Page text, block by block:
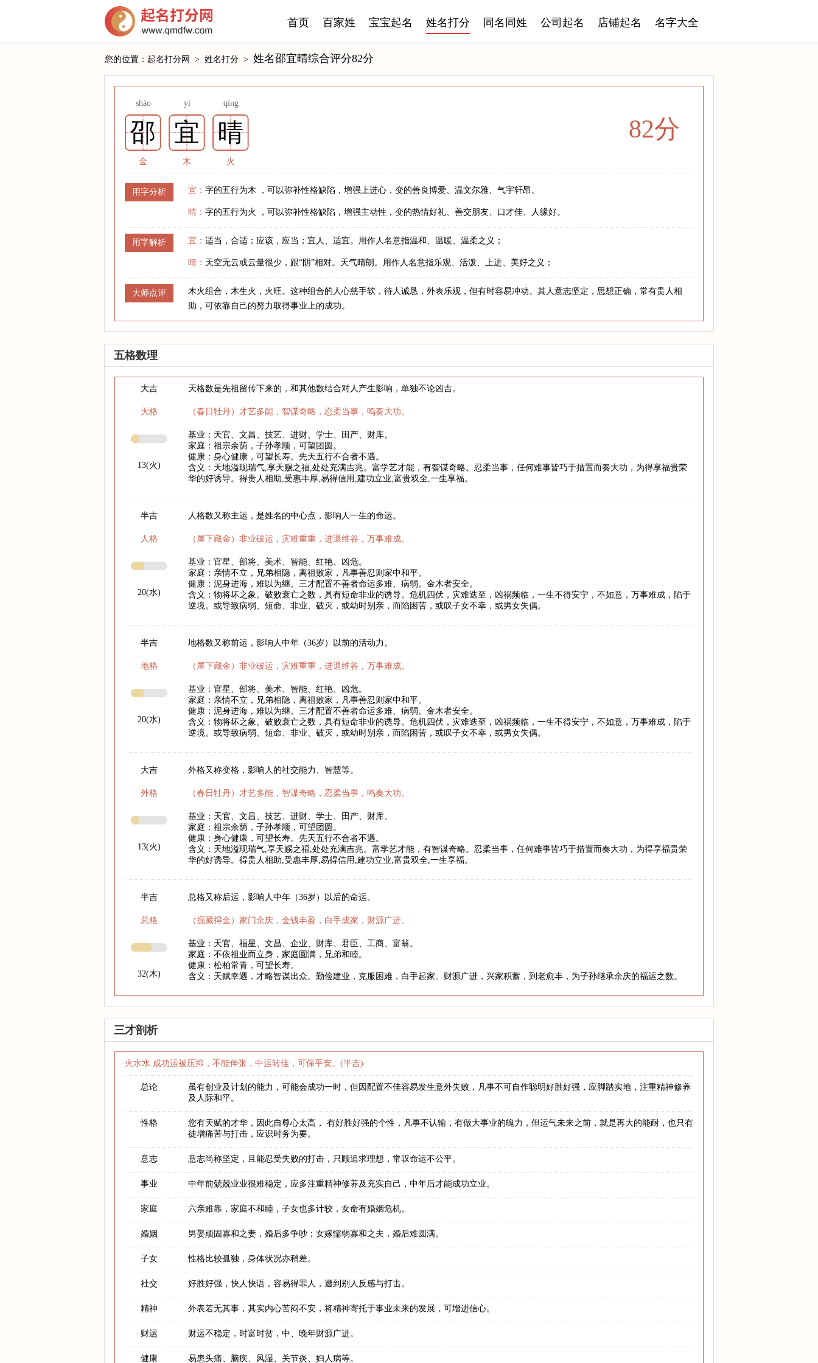
首页 百家姓 宝宝起名 姓名打分 同名同姓 公司起名 店铺起名 名字大全
您的位置： 起名打分网 > 姓名打分 > 姓名邵宜晴综合评分82分
shào yí qíng
邵 宜 晴
金 木 火
82分
用字分析 宜： 字的五行为木 ，可以弥补性格缺陷，增强上进心，变的善良博爱、温文尔雅、气宇轩昂。
晴： 字的五行为火 ，可以弥补性格缺陷，增强主动性，变的热情好礼、善交朋友、口才佳、人缘好。
用字解析 宜： 适当，合适；应该，应当；宜人、适宜。用作人名意指温和、温暖、温柔之义；
晴： 天空无云或云量很少，跟“阴”相对。天气晴朗。用作人名意指乐观、活泼、上进、美好之义；
大师点评
木火组合，木生火，火旺。这种组合的人心慈手软，待人诚恳，外表乐观，但有时容易冲动。其人意志坚定，思想正确，常有贵人相
助，可依靠自己的努力取得事业上的成功。
五格数理
大吉
天格
13(火)
天格数是先祖留传下来的，和其他数结合对人产生影响，单独不论凶吉。
（春日牡丹）才艺多能，智谋奇略，忍柔当事，鸣奏大功。
基业：天官、文昌、技艺、进财、学士、田产、财库。
家庭：祖宗余荫，子孙孝顺，可望团圆。
健康：身心健康，可望长寿。先天五行不合者不遇。
含义：天地溢现瑞气,享天赐之福,处处充满吉兆。富学艺才能，有智谋奇略。忍柔当事，任何难事皆巧于措置而奏大功，为得享福贵荣
华的好诱导。得贵人相助,受惠丰厚,易得信用,建功立业,富贵双全,一生享福。
半吉
人格
20(水)
人格数又称主运，是姓名的中心点，影响人一生的命运。
（屋下藏金）非业破运，灾难重重，进退维谷，万事难成。
基业：官星、部将、美术、智能、红艳、凶危。
家庭：亲情不立，兄弟相隐，离祖败家，凡事善忍则家中和平。
健康：泥身进海，难以为继。三才配置不善者命运多难、病弱。金木者安全。
含义：物将坏之象。破败衰亡之数，具有短命非业的诱导。危机四伏，灾难迭至，凶祸频临，一生不得安宁，不如意，万事难成，陷于
逆境。或导致病弱、短命、非业、破灭，或幼时别亲，而陷困苦，或叹子女不幸，或男女失偶。
半吉
地格
20(水)
地格数又称前运，影响人中年（36岁）以前的活动力。
（屋下藏金）非业破运，灾难重重，进退维谷，万事难成。
基业：官星、部将、美术、智能、红艳、凶危。
家庭：亲情不立，兄弟相隐，离祖败家，凡事善忍则家中和平。
健康：泥身进海，难以为继。三才配置不善者命运多难、病弱。金木者安全。
含义：物将坏之象。破败衰亡之数，具有短命非业的诱导。危机四伏，灾难迭至，凶祸频临，一生不得安宁，不如意，万事难成，陷于
逆境。或导致病弱、短命、非业、破灭，或幼时别亲，而陷困苦，或叹子女不幸，或男女失偶。
大吉
外格
13(火)
外格又称变格，影响人的社交能力、智慧等。
（春日牡丹）才艺多能，智谋奇略，忍柔当事，鸣奏大功。
基业：天官、文昌、技艺、进财、学士、田产、财库。
家庭：祖宗余荫，子孙孝顺，可望团圆。
健康：身心健康，可望长寿。先天五行不合者不遇。
含义：天地溢现瑞气,享天赐之福,处处充满吉兆。富学艺才能，有智谋奇略。忍柔当事，任何难事皆巧于措置而奏大功，为得享福贵荣
华的好诱导。得贵人相助,受惠丰厚,易得信用,建功立业,富贵双全,一生享福。
半吉
总格
32(木)
总格又称后运，影响人中年（36岁）以后的命运。
（掘藏得金）家门余庆，金钱丰盈，白手成家，财源广进。
基业：天官、福星、文昌、企业、财库、君臣、工商、富翁。
家庭：不依祖业而立身，家庭圆满，兄弟和睦。
健康：松柏常青，可望长寿。
含义：天赋幸遇，才略智谋出众。勤俭建业，克服困难，白手起家。财源广进，兴家积蓄，到老愈丰，为子孙继承余庆的福运之数。
三才剖析
火水水 成功运被压抑，不能伸张，中运转佳，可保平安。(半吉)
总论
虽有创业及计划的能力，可能会成功一时，但因配置不佳容易发生意外失败，凡事不可自作聪明好胜好强，应脚踏实地，注重精神修养
及人际和平。
性格
您有天赋的才华，因此自尊心太高， 有好胜好强的个性，凡事不认输，有做大事业的魄力，但运气未来之前，就是再大的能耐，也只有
徒增痛苦与打击，应识时务为要。
意志 意志尚称坚定，且能忍受失败的打击，只顾追求理想，常叹命运不公平。
事业 中年前兢兢业业很难稳定，应多注重精神修养及充实自己，中年后才能成功立业。
家庭 六亲难靠，家庭不和睦，子女也多计较，女命有婚姻危机。
婚姻 男娶顽固寡和之妻，婚后多争吵；女嫁懦弱寡和之夫，婚后难圆满。
子女 性格比较孤独，身体状况亦稍差。
社交 好胜好强，快人快语，容易得罪人，遭到别人反感与打击。
精神 外表若无其事，其实内心苦闷不安，将精神寄托于事业未来的发展，可增进信心。
财运 财运不稳定，时富时贫，中、晚年财源广进。
健康 易患头痛、脑疾、风湿、关节炎、妇人病等。